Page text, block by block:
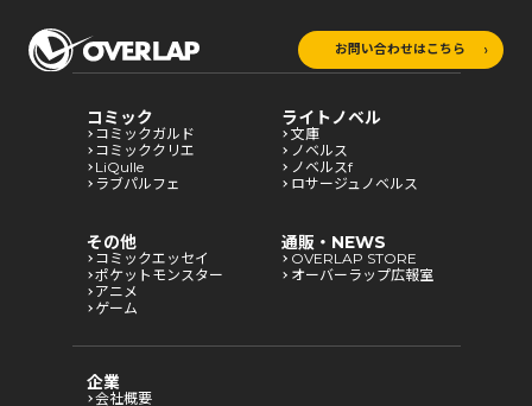
お問い合わせはこちら
コミック
コミックガルド
コミッククリエ
LiQulle
ラブパルフェ
ライトノベル
文庫
ノベルス
ノベルスf
ロサージュノベルス
その他
コミックエッセイ
ポケットモンスター
アニメ
ゲーム
通販・NEWS
OVERLAP STORE
オーバーラップ広報室
企業
会社概要